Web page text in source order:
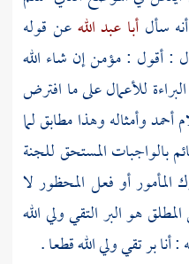
أنه سألأبا عبد اللهعن قوله
: أقول : مؤمن إن شاء الله
للأعمال على ما افترض
أحمدوأمثاله وهذا مطابق لما
بالواجبات المستحق للجنة
أو فعل المحظور لا
هو البر التقي ولي الله
أنا بر تقي ولي الله قطعا .